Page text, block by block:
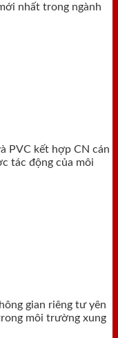
nhất trong ngành
PVC kết hợp CN cán
tác động của môi
gian riêng tư yên
môi trường xung